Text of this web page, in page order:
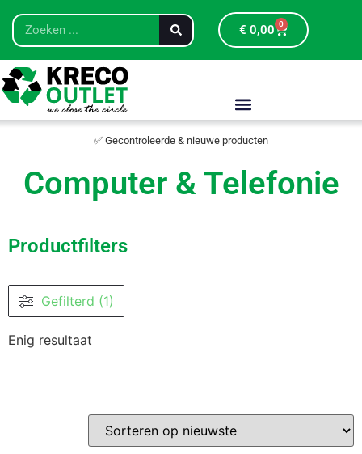
€ 0,00 0
✅ Gecontroleerde & nieuwe producten
Computer & Telefonie
Productfilters
Gefilterd (1)
Enig resultaat